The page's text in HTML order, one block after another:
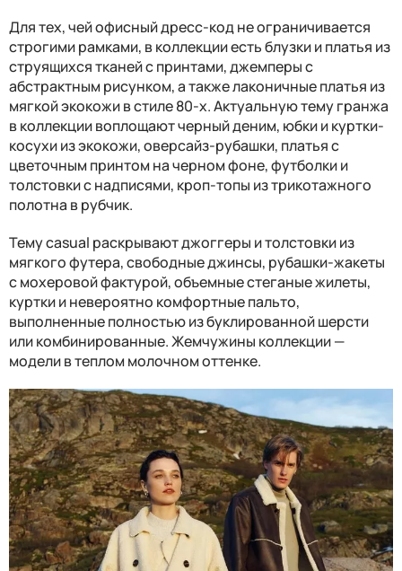
Для тех, чей офисный дресс-код не ограничивается
строгими рамками, в коллекции есть блузки и платья из
струящихся тканей с принтами, джемперы с
абстрактным рисунком, а также лаконичные платья из
мягкой экокожи в стиле 80-х. Актуальную тему гранжа
в коллекции воплощают черный деним, юбки и куртки-
косухи из экокожи, оверсайз-рубашки, платья с
цветочным принтом на черном фоне, футболки и
толстовки с надписями, кроп-топы из трикотажного
полотна в рубчик.
Тему casual раскрывают джоггеры и толстовки из
мягкого футера, свободные джинсы, рубашки-жакеты
с мохеровой фактурой, объемные стеганые жилеты,
куртки и невероятно комфортные пальто,
выполненные полностью из буклированной шерсти
или комбинированные. Жемчужины коллекции —
модели в теплом молочном оттенке.